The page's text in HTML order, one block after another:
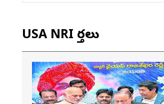
USA NRI వార్తలు